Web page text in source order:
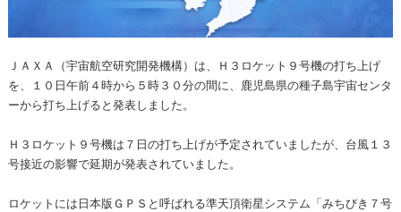
ＪＡＸＡ（宇宙航空研究開発機構）は、Ｈ３ロケット９号機の打ち上げ
を、１０日午前４時から５時３０分の間に、鹿児島県の種子島宇宙センタ
ーから打ち上げると発表しました。
Ｈ３ロケット９号機は７日の打ち上げが予定されていましたが、台風１３
号接近の影響で延期が発表されていました。
ロケットには日本版ＧＰＳと呼ばれる準天頂衛星システム「みちびき７号